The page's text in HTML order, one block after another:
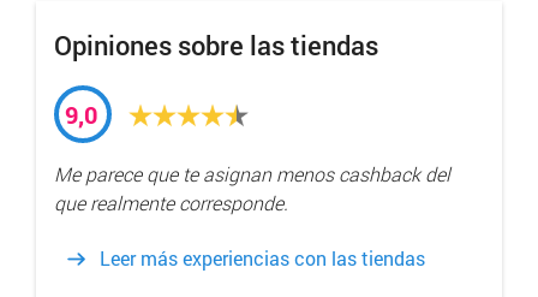
Opiniones sobre las tiendas
9,0
Me parece que te asignan menos cashback del
que realmente corresponde.
Leer más experiencias con las tiendas